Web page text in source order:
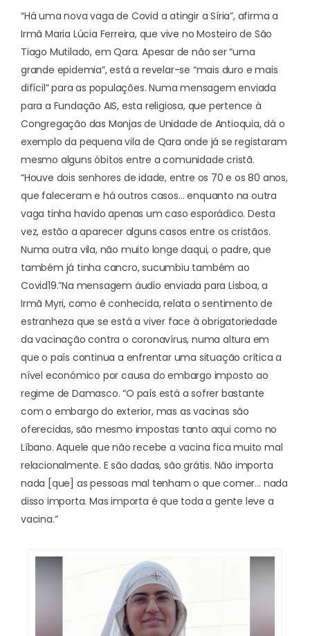
“Há uma nova vaga de Covid a atingir a Síria”, afirma a
Irmã Maria Lúcia Ferreira, que vive no Mosteiro de São
Tiago Mutilado, em Qara. Apesar de não ser “uma
grande epidemia”, está a revelar-se “mais duro e mais
difícil” para as populações. Numa mensagem enviada
para a Fundação AIS, esta religiosa, que pertence à
Congregação das Monjas de Unidade de Antioquia, dá o
exemplo da pequena vila de Qara onde já se registaram
mesmo alguns óbitos entre a comunidade cristã.
“Houve dois senhores de idade, entre os 70 e os 80 anos,
que faleceram e há outros casos… enquanto na outra
vaga tinha havido apenas um caso esporádico. Desta
vez, estão a aparecer alguns casos entre os cristãos.
Numa outra vila, não muito longe daqui, o padre, que
também já tinha cancro, sucumbiu também ao
Covid19.”Na mensagem áudio enviada para Lisboa, a
Irmã Myri, como é conhecida, relata o sentimento de
estranheza que se está a viver face à obrigatoriedade
da vacinação contra o coronavírus, numa altura em
que o país continua a enfrentar uma situação crítica a
nível económico por causa do embargo imposto ao
regime de Damasco. “O país está a sofrer bastante
com o embargo do exterior, mas as vacinas são
oferecidas, são mesmo impostas tanto aqui como no
Líbano. Aquele que não recebe a vacina fica muito mal
relacionalmente. E são dadas, são grátis. Não importa
nada [que] as pessoas mal tenham o que comer… nada
disso importa. Mas importa é que toda a gente leve a
vacina.”